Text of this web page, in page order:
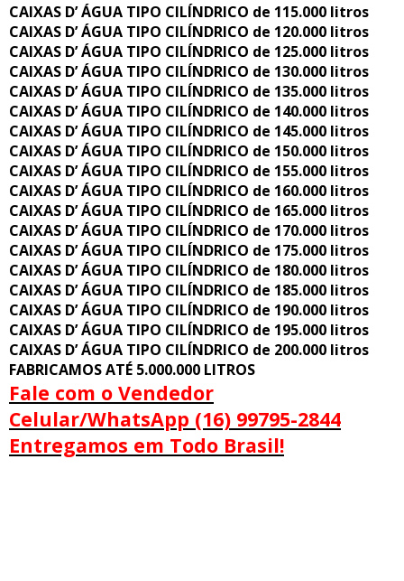
CAIXAS D’ ÁGUA TIPO CILÍNDRICO de 115.000 litros
CAIXAS D’ ÁGUA TIPO CILÍNDRICO de 120.000 litros
CAIXAS D’ ÁGUA TIPO CILÍNDRICO de 125.000 litros
CAIXAS D’ ÁGUA TIPO CILÍNDRICO de 130.000 litros
CAIXAS D’ ÁGUA TIPO CILÍNDRICO de 135.000 litros
CAIXAS D’ ÁGUA TIPO CILÍNDRICO de 140.000 litros
CAIXAS D’ ÁGUA TIPO CILÍNDRICO de 145.000 litros
CAIXAS D’ ÁGUA TIPO CILÍNDRICO de 150.000 litros
CAIXAS D’ ÁGUA TIPO CILÍNDRICO de 155.000 litros
CAIXAS D’ ÁGUA TIPO CILÍNDRICO de 160.000 litros
CAIXAS D’ ÁGUA TIPO CILÍNDRICO de 165.000 litros
CAIXAS D’ ÁGUA TIPO CILÍNDRICO de 170.000 litros
CAIXAS D’ ÁGUA TIPO CILÍNDRICO de 175.000 litros
CAIXAS D’ ÁGUA TIPO CILÍNDRICO de 180.000 litros
CAIXAS D’ ÁGUA TIPO CILÍNDRICO de 185.000 litros
CAIXAS D’ ÁGUA TIPO CILÍNDRICO de 190.000 litros
CAIXAS D’ ÁGUA TIPO CILÍNDRICO de 195.000 litros
CAIXAS D’ ÁGUA TIPO CILÍNDRICO de 200.000 litros
FABRICAMOS ATÉ 5.000.000 LITROS
Fale com o Vendedor
Celular/WhatsApp (16) 99795-2844
Entregamos em Todo Brasil!